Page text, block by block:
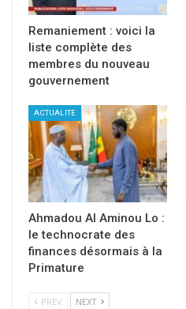
Remaniement : voici la
liste complète des
membres du nouveau
gouvernement
ACTUALITE
Ahmadou Al Aminou Lo :
le technocrate des
finances désormais à la
Primature
PREV NEXT